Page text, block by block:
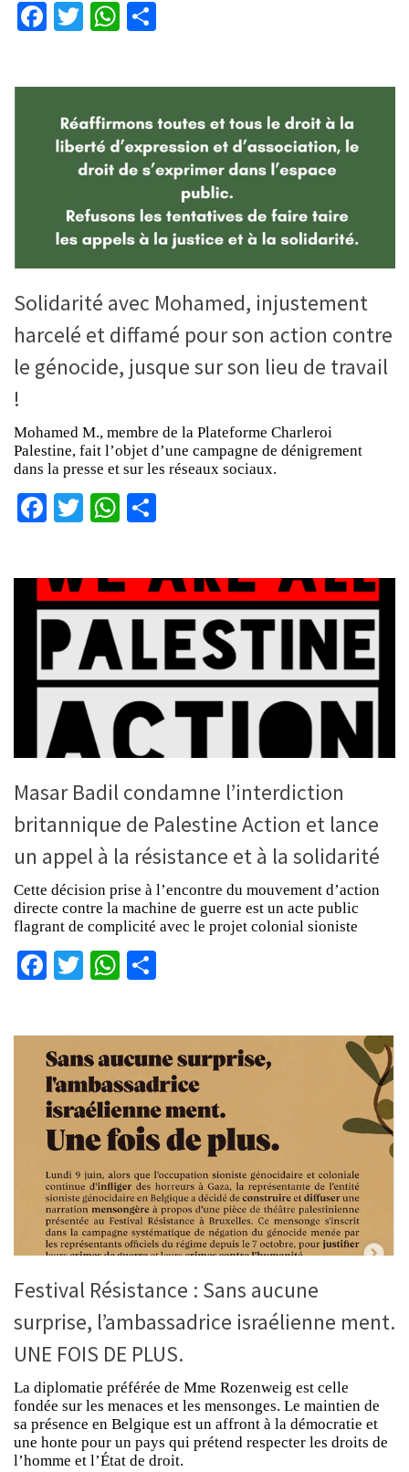
Facebook
TwitterWhatsApp
Solidarité avec Mohamed, injustement
harcelé et diffamé pour son action contre
le génocide, jusque sur son lieu de travail
!
Mohamed M., membre de la Plateforme Charleroi
Palestine, fait l’objet d’une campagne de dénigrement
dans la presse et sur les réseaux sociaux.
Facebook
TwitterWhatsApp
Masar Badil condamne l’interdiction
britannique de Palestine Action et lance
un appel à la résistance et à la solidarité
Cette décision prise à l’encontre du mouvement d’action
directe contre la machine de guerre est un acte public
flagrant de complicité avec le projet colonial sioniste
Facebook
TwitterWhatsApp
Festival Résistance : Sans aucune
surprise, l’ambassadrice israélienne ment.
UNE FOIS DE PLUS.
La diplomatie préférée de Mme Rozenweig est celle
fondée sur les menaces et les mensonges. Le maintien de
sa présence en Belgique est un affront à la démocratie et
une honte pour un pays qui prétend respecter les droits de
l’homme et l’État de droit.